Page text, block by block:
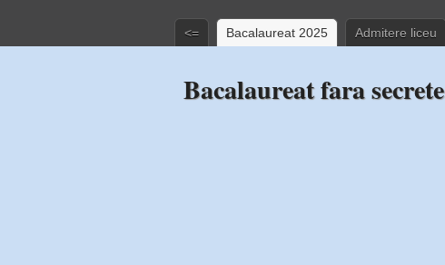
<= Bacalaureat 2025 Admitere liceu
Bacalaureat fara secrete